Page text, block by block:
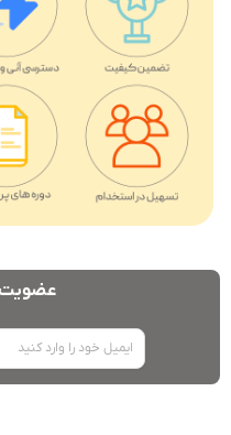
عضویت
ایمیل